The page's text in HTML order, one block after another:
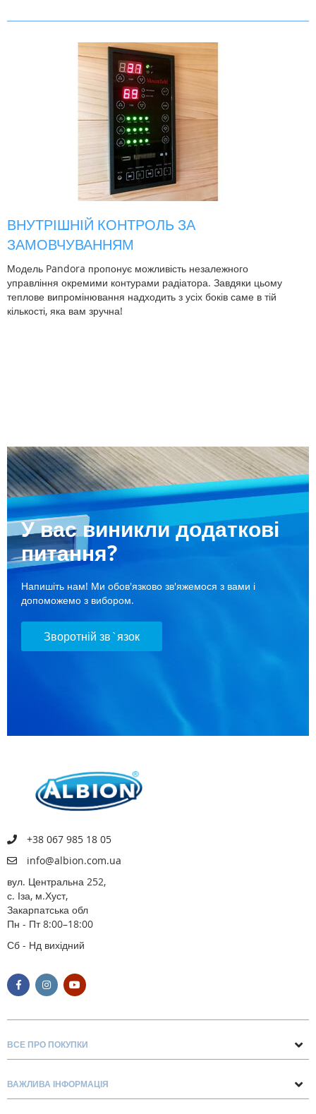
ВНУТРІШНІЙ КОНТРОЛЬ ЗА
ЗАМОВЧУВАННЯМ
Модель Pandora пропонує можливість незалежного
управління окремими контурами радіатора. Завдяки цьому
теплове випромінювання надходить з усіх боків саме в тій
кількості, яка вам зручна!
У вас виникли додаткові
питання?
Напишіть нам! Ми обов'язково зв'яжемося з вами і
допоможемо з вибором.
Зворотній зв`язок
+38 067 985 18 05
info@albion.com.ua
вул. Центральна 252,
с. Іза, м.Хуст,
Закарпатська обл
Пн - Пт 8:00–18:00
Сб - Нд вихідний
ВСЕ ПРО ПОКУПКИ
Про нас
ВАЖЛИВА ІНФОРМАЦІЯ